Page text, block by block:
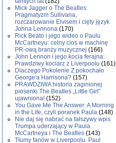
Mick Jagger o The Beatles:
Pragmatyzm Sullivana,
rozczarowanie Elvisem i cięty język
Johna Lennona (170)
Rick Beato i jego wideo o Paulu
McCartneyu: celny cios w machinę
PR-ową branży muzycznej (166)
John Lennon i jego kocia ferajna:
Prawdziwy kociarz z Liverpoolu (161)
Dlaczego Pokolenie Z pokochało
George'a Harrisona? (157)
PRAWDZIWA historia zaginionej
piosenki The Beatles „Little Girl”
ujawniona! (152)
You Gave Me The Answer: A Morning
in the Life, czyli poranek Paula (148)
Nie daj się nabrać na fałszywy wpis
Trumpa uderzający w Paula
McCartneya i The Beatles (143)
Tłumy fanów w Liverpoolu. Paul